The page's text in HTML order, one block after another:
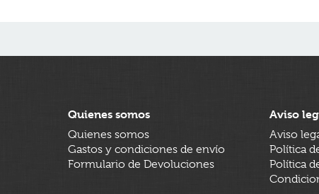
Quienes somos
Quienes somos
Gastos y condiciones de envío
Formulario de Devoluciones
Aviso
Aviso
Política
Política